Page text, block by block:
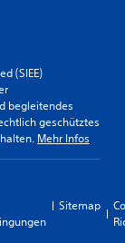
(SIEE)
begleitendes
geschütztes
Mehr Infos
Sitemap